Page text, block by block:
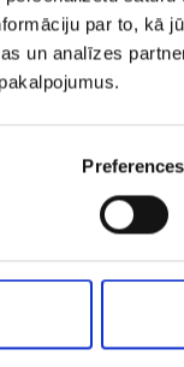
par to, kā
un analīzes
Preferences
€ 7.00